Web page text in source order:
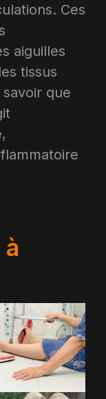
Ces
aiguilles
tissus
que